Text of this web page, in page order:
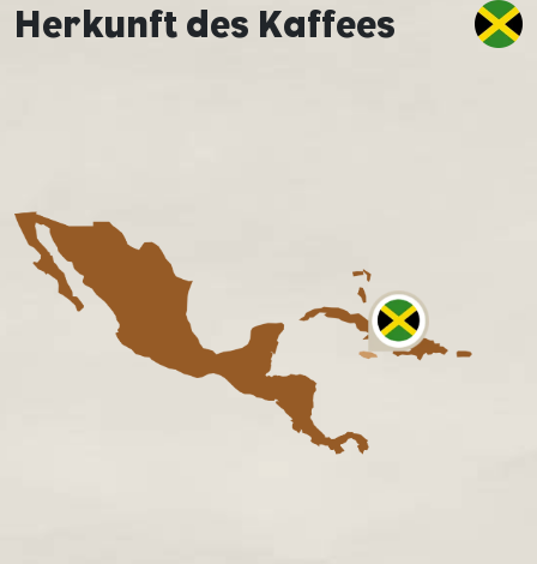
Herkunft des Kaffees